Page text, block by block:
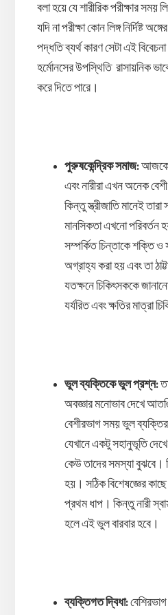
বলা হয়ে যে শারীরিক পরীক্ষার সময়
যদি না পরীক্ষা কোন লিঙ্গ নির্দিষ্ট
পদ্ধতি ব্যর্থ কারণ সেটা এই বিবেচনা
হর্মোনসের উপস্থিতি রাসায়নিক
করে দিতে পারে।
পুরুষকেন্দ্রিক সমাজ:
এবং নারীরা এখন অনেক বেশী
কিন্তু স্ত্রীজাতি মানেই
মানসিকতা এখনো পরিবর্তন
সম্পর্কিত চিন্তাকে শক্তি
অগ্রাহ্য করা হয় এবং তা
যতক্ষনে চিকিৎসককে
যর্যরিত এবং ক্ষতির মাত্রা
ভুল ব্যক্তিকে ভুল প্রশ্ন:
অবজ্ঞার মনোভাব দেখে
বেশীরভাগ সময় ভুল
যেখানে একটু সহানুভূতি
কেউ তাদের সমস্যা বুঝবে।
হয়। সঠিক বিশেষজ্ঞের কাছে
প্রথম ধাপ। কিন্তু নারী
হলে এই ভুল বারবার হবে।
ব্যক্তিগত দ্বিধা: